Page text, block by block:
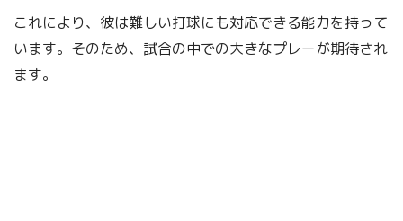
これにより、彼は難しい打球にも対応できる能力を持って
います。そのため、試合の中での大きなプレーが期待され
ます。